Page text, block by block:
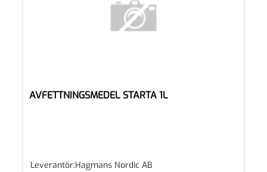
AVFETTNINGSMEDEL STARTA 1L
Leverantör:Hagmans Nordic AB